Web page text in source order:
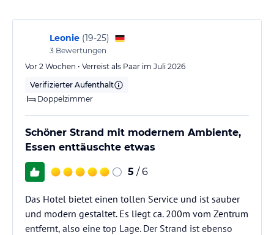
Sport und Unterhaltung
Das Nelia Beach Hotel & Spa bietet eine Vielzahl von
Freizeitmöglichkeiten für seine Gäste. Entspannen Sie am
Außenpool des Hotels oder genießen Sie die Sonne auf der
und einen separaten Kinderpool für junge Gäste. In der
Umgebung können Sie verschiedene Wassersportarten
ausprobieren oder die historischen Stätten der Umgebung
erkunden. Kostenlose Privatparkplätze stehen am Hotel zur
Verfügung.
Hinweis:
Angaben ohne Gewähr. Bitte lies vor der Buchung die
Leonie (19-25)
3 Bewertungen
Vor 2 Wochen • Verreist als Paar im Juli 2026
Verifizierter Aufenthalt
Doppelzimmer
Schöner Strand mit modernem Ambiente,
Essen enttäuschte etwas
5 / 6
Das Hotel bietet einen tollen Service und ist sauber
und modern gestaltet. Es liegt ca. 200m vom Zentrum
entfernt, also eine top Lage. Der Strand ist ebenso